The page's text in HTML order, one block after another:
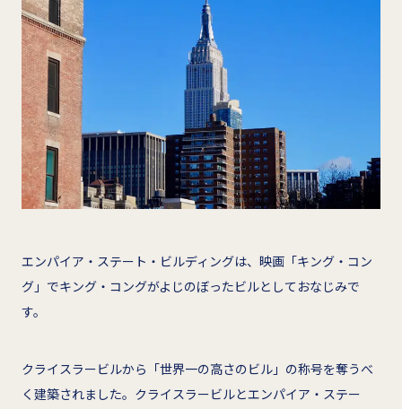
エンパイア・ステート・ビルディングは、映画「キング・コン
グ」でキング・コングがよじのぼったビルとしておなじみで
す。
クライスラービルから「世界一の高さのビル」の称号を奪うべ
く建築されました。クライスラービルとエンパイア・ステー